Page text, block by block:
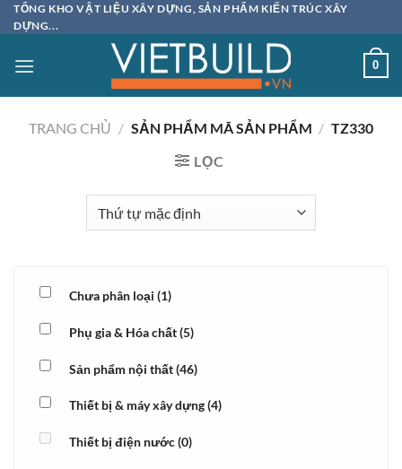
Bỏ
qua
dung
TỔNG KHO VẬT LIỆU XÂY DỰNG, SẢN PHẨM KIẾN TRÚC XÂY
DỰNG...
0
TRANG CHỦ / SẢN PHẨM MÃ SẢN PHẨM / TZ330
LỌC
Chưa phân loại (1)
Phụ gia & Hóa chất(5)
Sản phẩm nội thất(46)
Thiết bị & máy xây dựng(4)
Thiết bị điện nước(0)